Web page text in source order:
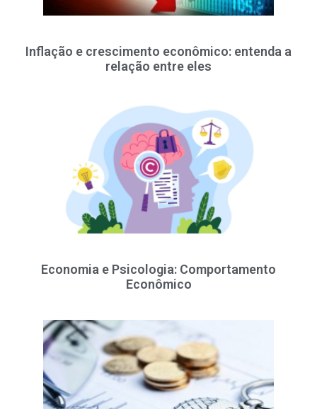
Inflação e crescimento econômico: entenda a
relação entre eles
Economia e Psicologia: Comportamento
Econômico